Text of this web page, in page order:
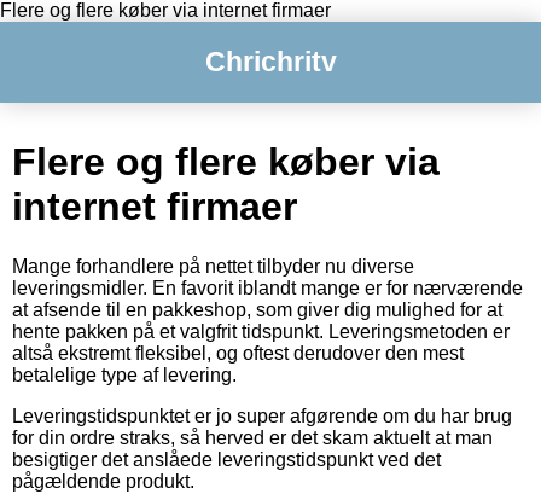
Flere og flere køber via internet firmaer
Chrichritv
Flere og flere køber via
internet firmaer
Mange forhandlere på nettet tilbyder nu diverse
leveringsmidler. En favorit iblandt mange er for nærværende
at afsende til en pakkeshop, som giver dig mulighed for at
hente pakken på et valgfrit tidspunkt. Leveringsmetoden er
altså ekstremt fleksibel, og oftest derudover den mest
betalelige type af levering.
Leveringstidspunktet er jo super afgørende om du har brug
for din ordre straks, så herved er det skam aktuelt at man
besigtiger det anslåede leveringstidspunkt ved det
pågældende produkt.